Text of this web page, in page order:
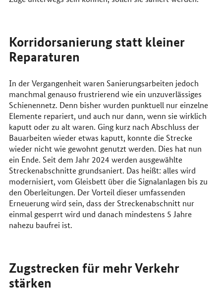
Korridorsanierung statt kleiner
Reparaturen
In der Vergangenheit waren Sanierungsarbeiten jedoch
manchmal genauso frustrierend wie ein unzuverlässiges
Schienennetz. Denn bisher wurden punktuell nur einzelne
Elemente repariert, und auch nur dann, wenn sie wirklich
kaputt oder zu alt waren. Ging kurz nach Abschluss der
Bauarbeiten wieder etwas kaputt, konnte die Strecke
wieder nicht wie gewohnt genutzt werden. Dies hat nun
ein Ende. Seit dem Jahr 2024 werden ausgewählte
Streckenabschnitte grundsaniert. Das heißt: alles wird
modernisiert, vom Gleisbett über die Signalanlagen bis zu
den Oberleitungen. Der Vorteil dieser umfassenden
Erneuerung wird sein, dass der Streckenabschnitt nur
einmal gesperrt wird und danach mindestens 5 Jahre
nahezu baufrei ist.
Zugstrecken für mehr Verkehr
stärken